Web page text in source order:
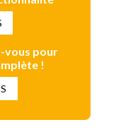
vous pour
!